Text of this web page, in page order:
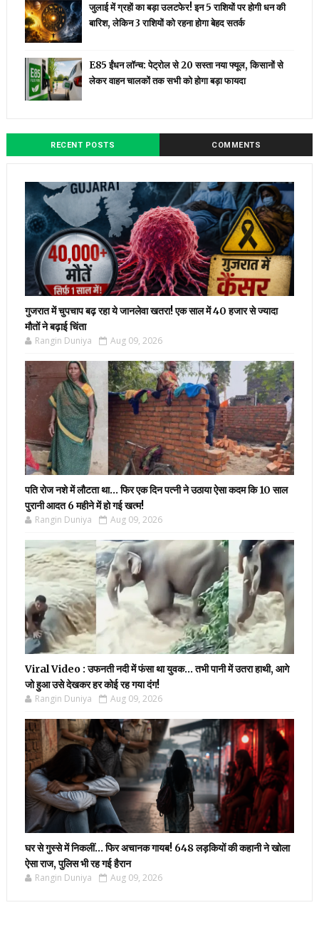
जुलाई में ग्रहों का बड़ा उलटफेर! इन 5 राशियों पर होगी धन की
बारिश, लेकिन 3 राशियों को रहना होगा बेहद सतर्क
E85 ईंधन लॉन्च: पेट्रोल से ₹20 सस्ता नया फ्यूल, किसानों से
लेकर वाहन चालकों तक सभी को होगा बड़ा फायदा
RECENT POSTS COMMENTS
गुजरात में चुपचाप बढ़ रहा ये जानलेवा खतरा! एक साल में 40 हजार से ज्यादा
मौतों ने बढ़ाई चिंता
Rangin Duniya Aug 09, 2026
पति रोज नशे में लौटता था… फिर एक दिन पत्नी ने उठाया ऐसा कदम कि 10 साल
पुरानी आदत 6 महीने में हो गई खत्म!
Rangin Duniya Aug 09, 2026
Viral Video : उफनती नदी में फंसा था युवक… तभी पानी में उतरा हाथी, आगे
जो हुआ उसे देखकर हर कोई रह गया दंग!
Rangin Duniya Aug 09, 2026
घर से गुस्से में निकलीं… फिर अचानक गायब! 648 लड़कियों की कहानी ने खोला
ऐसा राज, पुलिस भी रह गई हैरान
Rangin Duniya Aug 09, 2026